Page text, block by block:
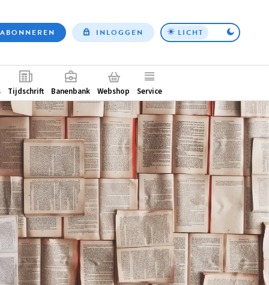
Top
ABONNEREN INLOGGEN LICHT
Tijdschrift Banenbank Webshop Service